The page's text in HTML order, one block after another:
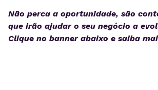
Não perca a oportunidade, são
que irão ajudar o seu negócio a
Clique no banner abaixo e saiba